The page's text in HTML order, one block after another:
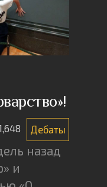
Дебаты
назад
и